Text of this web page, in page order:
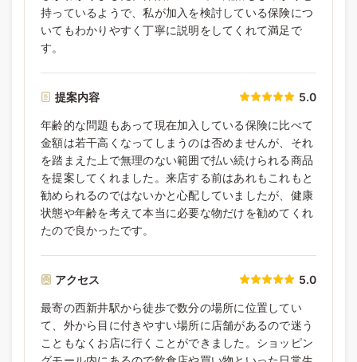
持っているようで、私が加入を検討している保険につ
いてもわかりやすく丁寧に説明をしてくれて満足で
す。
提案内容 5.0
年齢的な問題もあって現在加入している保険に比べて
金額は若干高くなってしまうのは否めませんが、それ
を踏まえた上で無理のない範囲で払い続けられる商品
を提案してくれました。来店する前はあれもこれもと
勧められるのではないかと心配していましたが、健康
状態や年齢を考えて本当に必要な物だけを勧めてくれ
たので良かったです。
アクセス 5.0
最寄の西新井駅から徒歩で数分の場所に位置してい
て、外から目に付きやすい場所に店舗があるので迷う
こともなくお店に行くことができました。ショッピン